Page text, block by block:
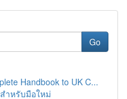
Go
Handbook to UK C...
ำหรับมือใหม่